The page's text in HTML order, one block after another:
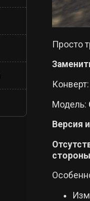
Просто
Конверт:
Модель:
Версия
стороны